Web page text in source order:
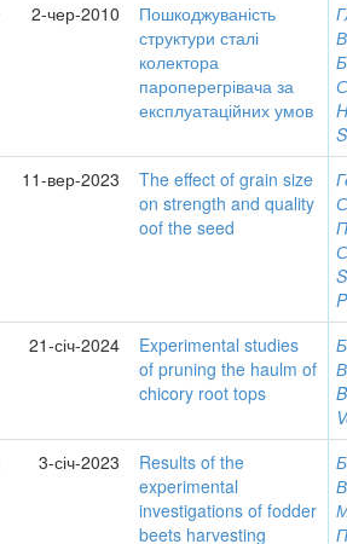
2-чер-2010
Пошкоджуваність
структури сталі
колектора
пароперегрівача за
експлуатаційних умов
11-вер-2023
The effect of grain size
on strength and quality
oof the seed
21-січ-2024
Experimental studies
of pruning the haulm of
chicory root tops
3-січ-2023
Results of the
experimental
investigations of fodder
beets harvesting